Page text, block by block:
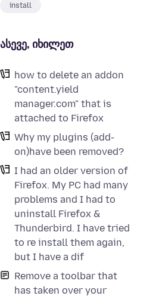
install
ასევე, იხილეთ
how to delete an addon
"content.yield
manager.com" that is
attached to Firefox
Why my plugins (add-
on)have been removed?
I had an older version of
Firefox. My PC had many
problems and I had to
uninstall Firefox &
Thunderbird. I have tried
to re install them again,
but I have a dif
Remove a toolbar that
has taken over your